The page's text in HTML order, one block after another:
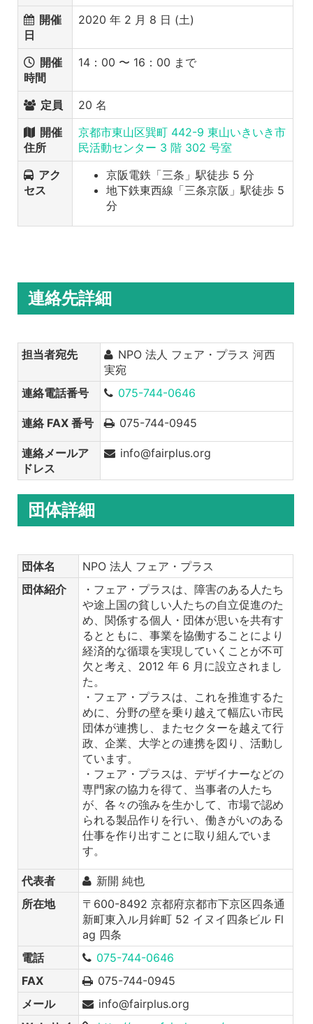
開催
日
2020 年 2 月 8 日 (土)
開催
時間
14：00 〜 16：00 まで
定員
20 名
開催
住所
京都市東山区巽町 442-9 東山いきいき市
民活動センター 3 階 302 号室
アク
セス
京阪電鉄「三条」駅徒歩 5 分
地下鉄東西線「三条京阪」駅徒歩 5
分
連絡先詳細
担当者宛先
NPO 法人 フェア・プラス 河西
実宛
連絡電話番号
075-744-0646
連絡 FAX 番号 075-744-0945
連絡メールア
ドレス
info@fairplus.org
団体詳細
団体名
NPO 法人 フェア・プラス
団体紹介
・フェア・プラスは、障害のある人たち
や途上国の貧しい人たちの自立促進のた
め、関係する個人・団体が思いを共有す
るとともに、事業を協働することにより
経済的な循環を実現していくことが不可
欠と考え、2012 年 6 月に設立されまし
た。
・フェア・プラスは、これを推進するた
めに、分野の壁を乗り越えて幅広い市民
団体が連携し、またセクターを越えて行
政、企業、大学との連携を図り、活動し
ています。
・フェア・プラスは、デザイナーなどの
専門家の協力を得て、当事者の人たち
が、各々の強みを生かして、市場で認め
られる製品作りを行い、働きがいのある
仕事を作り出すことに取り組んでいま
す。
代表者
新開 純也
所在地
〒600-8492 京都府京都市下京区四条通
新町東入ル月鉾町 52 イヌイ四条ビル Fl
ag 四条
電話
075-744-0646
FAX
075-744-0945
メール
info@fairplus.org